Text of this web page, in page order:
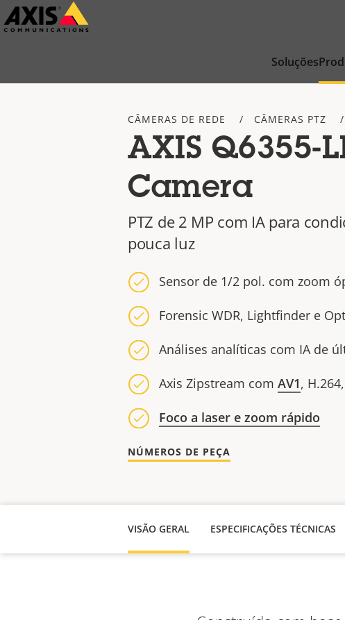
Pular
para
Soluções
CÂMERAS DE REDE CÂMERAS PTZ
AXIS Q6355-
Camera
PTZ de 2 MP com IA para
pouca luz
Sensor de 1/2 pol. com zoom
Forensic WDR, Lightfinder e
Análises analíticas com IA de
Axis Zipstream com AV1,
Foco a laser e zoom rápido
NÚMEROS DE PEÇA
VISÃO GERAL ESPECIFICAÇÕES TÉCNICAS